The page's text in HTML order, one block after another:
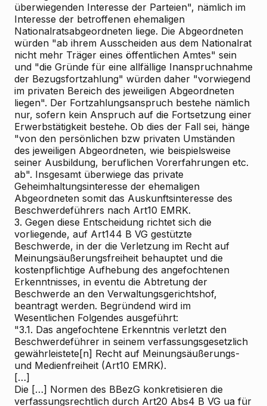
überwiegenden Interesse der Parteien", nämlich im
Interesse der betroffenen ehemaligen
Nationalratsabgeordneten liege. Die Abgeordneten
würden "ab ihrem Ausscheiden aus dem Nationalrat
nicht mehr Träger eines öffentlichen Amtes" sein
und "die Gründe für eine allfällige Inanspruchnahme
der Bezugsfortzahlung" würden daher "vorwiegend
im privaten Bereich des jeweiligen Abgeordneten
liegen". Der Fortzahlungsanspruch bestehe nämlich
nur, sofern kein Anspruch auf die Fortsetzung einer
Erwerbstätigkeit bestehe. Ob dies der Fall sei, hänge
"von den persönlichen bzw privaten Umständen
des jeweiligen Abgeordneten, wie beispielsweise
seiner Ausbildung, beruflichen Vorerfahrungen etc.
ab". Insgesamt überwiege das private
Geheimhaltungsinteresse der ehemaligen
Abgeordneten somit das Auskunftsinteresse des
Beschwerdeführers nach Art10 EMRK.
3. Gegen diese Entscheidung richtet sich die
vorliegende, auf Art144 B VG gestützte
Beschwerde, in der die Verletzung im Recht auf
Meinungsäußerungsfreiheit behauptet und die
kostenpflichtige Aufhebung des angefochtenen
Erkenntnisses, in eventu die Abtretung der
Beschwerde an den Verwaltungsgerichtshof,
beantragt werden. Begründend wird im
Wesentlichen Folgendes ausgeführt:
"3.1. Das angefochtene Erkenntnis verletzt den
Beschwerdeführer in seinem verfassungsgesetzlich
gewährleistete[n] Recht auf Meinungsäußerungs-
und Medienfreiheit (Art10 EMRK).
[…]
Die […] Normen des BBezG konkretisieren die
verfassungsrechtlich durch Art20 Abs4 B VG ua für